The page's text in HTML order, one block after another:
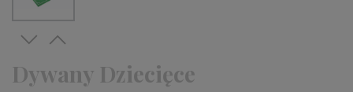
Dywany Dziecięce